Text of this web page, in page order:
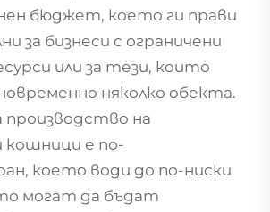
бюджет, което ги прави
за бизнеси с ограничени
или за тези, които
няколко обекта.
на
кошници е по-
което води до по-ниски
могат да бъдат